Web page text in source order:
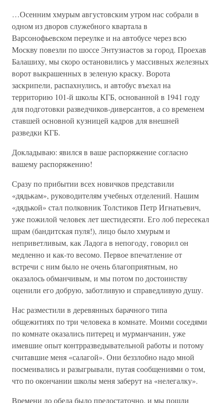
…Осенним хмурым августовским утром нас собрали в
одном из дворов служебного квартала в
Варсонофьевском переулке и на автобусе через всю
Москву повезли по шоссе Энтузиастов за город. Проехав
Балашиху, мы скоро остановились у массивных железных
ворот выкрашенных в зеленую краску. Ворота
заскрипели, распахнулись, и автобус въехал на
территорию 101-й школы КГБ, основанной в 1941 году
для подготовки разведчиков-диверсантов, а со временем
ставшей основной кузницей кадров для внешней
разведки КГБ.
Докладываю: явился в ваше распоряжение согласно
вашему распоряжению!
Сразу по прибытии всех новичков представили
«дядькам», руководителям учебных отделений. Нашим
«дядькой» стал полковник Толстиков Петр Игнатьевич,
уже пожилой человек лет шестидесяти. Его лоб пересекал
шрам (бандитская пуля!), лицо было хмурым и
неприветливым, как Ладога в непогоду, говорил он
медленно и как-то весомо. Первое впечатление от
встречи с ним было не очень благоприятным, но
оказалось обманчивым, и мы потом по достоинству
оценили его добрую, заботливую и справедливую душу.
Нас разместили в деревянных барачного типа
общежитиях по три человека в комнате. Моими соседями
по комнате оказались питерец и мурманчанин, уже
имевшие опыт контрразведывательной работы и потому
считавшие меня «салагой». Они беззлобно надо мной
посмеивались и разыгрывали, путая сообщениями о том,
что по окончании школы меня заберут на «нелегалку».
Времени до обеда было предостаточно, и мы пошли